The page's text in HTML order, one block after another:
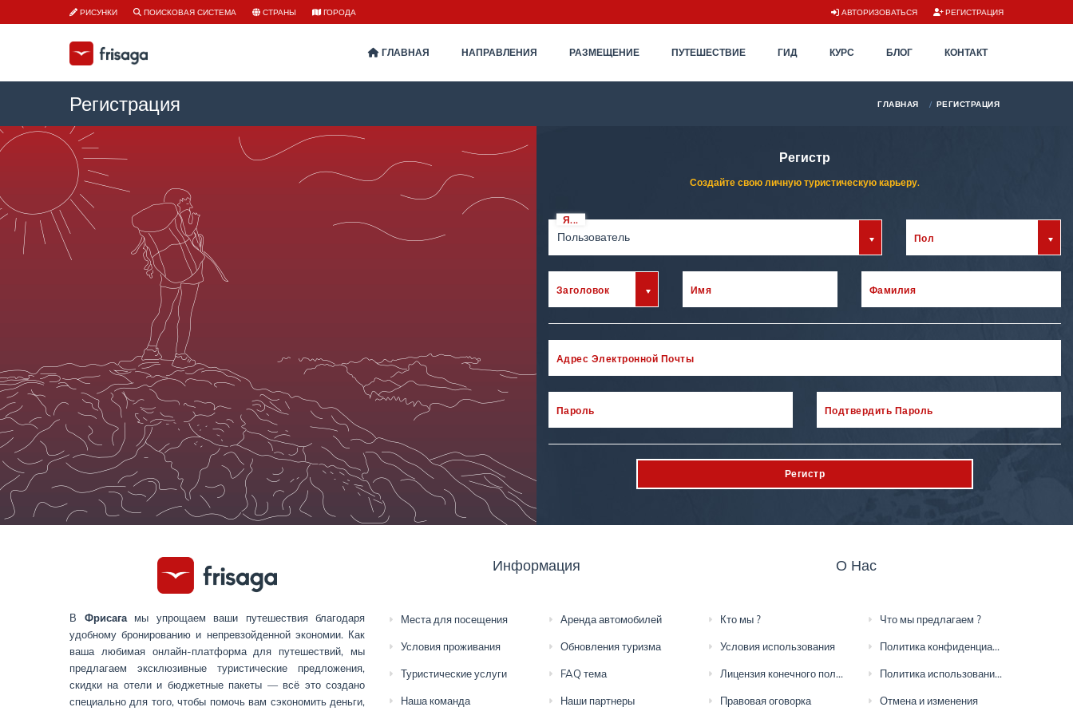
РИСУНКИ ПОИСКОВАЯ СИСТЕМА СТРАНЫ ГОРОДА АВТОРИЗОВАТЬСЯ РЕГИСТРАЦИЯ
ГЛАВНАЯ НАПРАВЛЕНИЯ РАЗМЕЩЕНИЕ ПУТЕШЕСТВИЕ ГИД КУРС БЛОГ КОНТАКТ
Регистрация ГЛАВНАЯ РЕГИСТРАЦИЯ
Регистр
Создайте свою личную туристическую карьеру.
Пользователь
Я...
Пол
Заголовок Имя Фамилия
Адрес Электронной Почты
Пароль Подтвердить Пароль
Регистр
В Фрисагамы упрощаем ваши путешествия благодаря
удобному бронированию и непревзойденной экономии. Как
ваша любимая онлайн-платформа для путешествий, мы
предлагаем эксклюзивные туристические предложения,
скидки на отели и бюджетные пакеты — всё это создано
специально для того, чтобы помочь вам сэкономить деньги,
Информация
Места для посещения Аренда автомобилей
Условия проживания Обновления туризма
Туристические услуги FAQ тема
Наша команда Наши партнеры
О Нас
Кто мы ? Что мы предлагаем ?
Условия использования Политика конфиденциальности
Лицензия конечного пользователя Политика использования файлов cookie
Правовая оговорка Отмена и изменения